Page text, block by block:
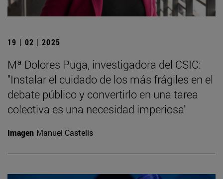
19 | 02 | 2025
Mª Dolores Puga, investigadora del CSIC:
"Instalar el cuidado de los más frágiles en el
debate público y convertirlo en una tarea
colectiva es una necesidad imperiosa"
Imagen Manuel Castells